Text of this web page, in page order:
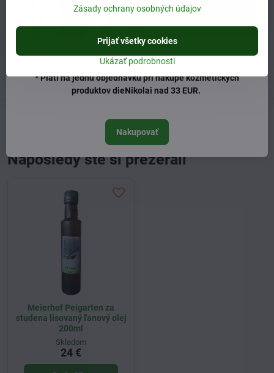
Kamenná predajňa
Ružinovská 40, 82103 Bratislava
Otváracie hodiny
UTOROK 10:00 - 15:00
STREDA 10:00 - 17:00
ŠTVRTOK 10:00 - 15:00
Predchádzajúci produkt
Naposledy ste si prezerali
Meierhof Peigarten za
studena lisovaný ľanový olej
200ml
Skladom
24 €
Zásady ochrany osobných údajov
Ukázať podrobnosti
Prijať všetky cookies
* Platí na jednu objednávku pri nákupe kozmetických
produktov dieNikolai nad 33 EUR.
Nakupovať